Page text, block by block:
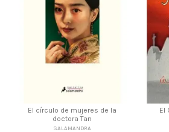
El círculo de mujeres de la
doctora Tan
SALAMANDRA
El